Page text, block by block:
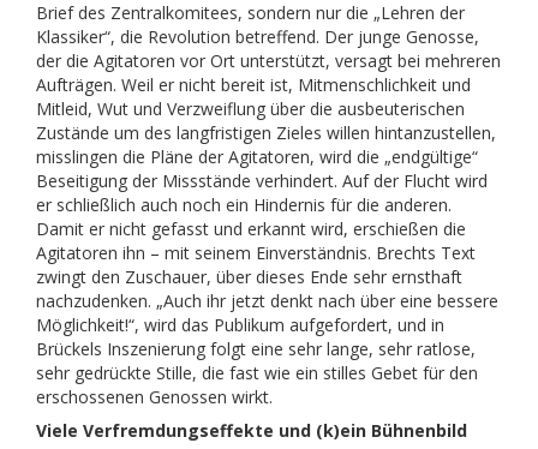
Brief des Zentralkomitees, sondern nur die „Lehren der
Klassiker“, die Revolution betreffend. Der junge Genosse,
der die Agitatoren vor Ort unterstützt, versagt bei mehreren
Aufträgen. Weil er nicht bereit ist, Mitmenschlichkeit und
Mitleid, Wut und Verzweiflung über die ausbeuterischen
Zustände um des langfristigen Zieles willen hintanzustellen,
misslingen die Pläne der Agitatoren, wird die „endgültige“
Beseitigung der Missstände verhindert. Auf der Flucht wird
er schließlich auch noch ein Hindernis für die anderen.
Damit er nicht gefasst und erkannt wird, erschießen die
Agitatoren ihn – mit seinem Einverständnis. Brechts Text
zwingt den Zuschauer, über dieses Ende sehr ernsthaft
nachzudenken. „Auch ihr jetzt denkt nach über eine bessere
Möglichkeit!“, wird das Publikum aufgefordert, und in
Brückels Inszenierung folgt eine sehr lange, sehr ratlose,
sehr gedrückte Stille, die fast wie ein stilles Gebet für den
erschossenen Genossen wirkt.
Viele Verfremdungseffekte und (k)ein Bühnenbild